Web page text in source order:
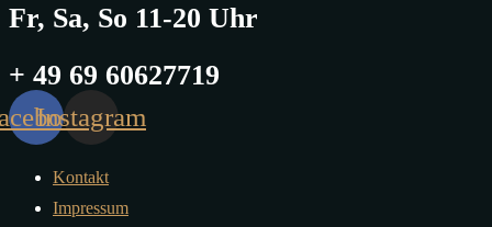
Fr, Sa, So 11-20 Uhr
+ 49 69 60627719
Instagram
Kontakt
Impressum